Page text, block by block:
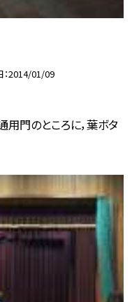
2014/01/09
門のところに，葉ボタ